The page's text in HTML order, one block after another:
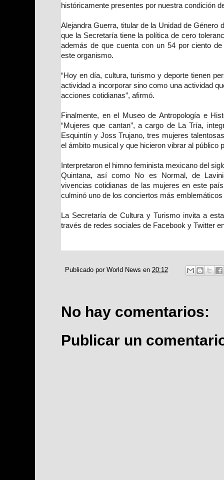
históricamente presentes por nuestra condición
Alejandra Guerra, titular de la Unidad de Género
que la Secretaría tiene la política de cero
además de que cuenta con un 54 por ciento
este organismo.
“Hoy en día, cultura, turismo y deporte tienen
actividad a incorporar sino como una actividad
acciones cotidianas”, afirmó.
Finalmente, en el Museo de Antropología e
“Mujeres que cantan”, a cargo de La Tría,
Esquintín y Joss Trujano, tres mujeres
el ámbito musical y que hicieron vibrar al público
Interpretaron el himno feminista mexicano del
Quintana, así como No es Normal, de
vivencias cotidianas de las mujeres en este
culminó uno de los conciertos más
La Secretaría de Cultura y Turismo invita a
través de redes sociales de Facebook y Twitter
Publicado por World News en 20:12
No hay comentarios:
Publicar un